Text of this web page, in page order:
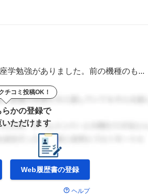
学勉強がありました。前の機種のも...
チコミ投稿OK！
らかの登録で
ただけます
Web履歴書の登録
ヘルプ